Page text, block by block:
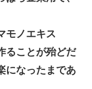
ノエキス
ることが殆どだ
になったまであ